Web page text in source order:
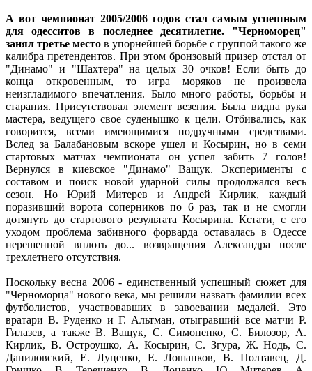
А вот чемпионат 2005/2006 годов стал самым успешным
для одесситов в последнее десятилетие. "Черноморец"
занял третье место в упорнейшей борьбе с группой такого же
калибра претендентов. При этом бронзовый призер отстал от
"Динамо" и "Шахтера" на целых 30 очков! Если быть до
конца откровенным, то игра моряков не произвела
неизгладимого впечатления. Было много работы, борьбы и
старания. Присутствовал элемент везения. Была видна рука
мастера, ведущего свое суденышко к цели. Отбивались, как
говорится, всеми имеющимися подручными средствами.
Вслед за Балабановым вскоре ушел и Косырин, но в семи
стартовых матчах чемпионата он успел забить 7 голов!
Вернулся в киевское "Динамо" Ващук. Эксперименты с
составом и поиск новой ударной силы продолжался весь
сезон. Но Юрий Митерев и Андрей Кирлик, каждый
поразивший ворота соперников по 6 раз, так и не смогли
дотянуть до стартового результата Косырина. Кстати, с его
уходом проблема забивного форварда оставалась в Одессе
нерешенной вплоть до... возвращения Александра после
трехлетнего отсутствия.
Поскольку весна 2006 - единственный успешный сюжет для
"Черноморца" нового века, мы решили назвать фамилии всех
футболистов, участвовавших в завоевании медалей. Это
вратари В. Руденко и Г. Альтман, отыгравший все матчи Р.
Гилазев, а также В. Ващук, С. Симоненко, С. Билозор, А.
Кирлик, В. Остроушко, А. Косырин, С. Згура, Ж. Нодь, С.
Даниловский, Е. Луценко, Е. Лошанков, В. Полтавец, Д.